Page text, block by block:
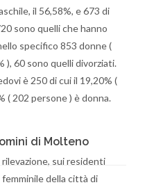
il 56,58%, e 673 di
sono quelli che hanno
specifico 853 donne (
), 60 sono quelli divorziati.
è 250 di cui il 19,20% (
( 202 persone ) è donna.
di Molteno
sui residenti
della città di